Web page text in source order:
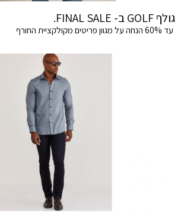
גולף GOLF ב- FINAL SALE.
עד 60% הנחה על מגוון פריטים מקולקציית החורף